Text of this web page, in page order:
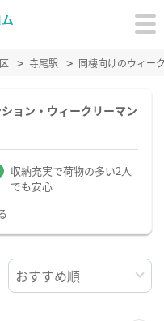
寺尾駅 同棲向けのウィー
ョン・ウィークリーマン
収納充実で荷物の多い2人
でも安心